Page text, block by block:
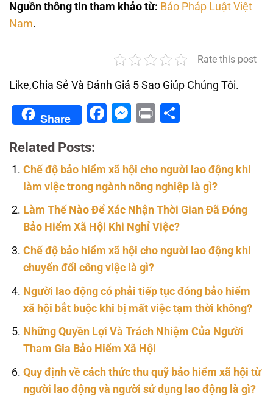
Nguồn thông tin tham khảo từ: Báo Pháp Luật Việt
Nam.
Rate this post
Like,Chia Sẻ Và Đánh Giá 5 Sao Giúp Chúng Tôi.
Share Facebook
Messenger
Print
Related Posts:
Chế độ bảo hiểm xã hội cho người lao động khi
làm việc trong ngành nông nghiệp là gì?
Làm Thế Nào Để Xác Nhận Thời Gian Đã Đóng
Bảo Hiểm Xã Hội Khi Nghỉ Việc?
Chế độ bảo hiểm xã hội cho người lao động khi
chuyển đổi công việc là gì?
Người lao động có phải tiếp tục đóng bảo hiểm
xã hội bắt buộc khi bị mất việc tạm thời không?
Những Quyền Lợi Và Trách Nhiệm Của Người
Tham Gia Bảo Hiểm Xã Hội
Quy định về cách thức thu quỹ bảo hiểm xã hội từ
người lao động và người sử dụng lao động là gì?